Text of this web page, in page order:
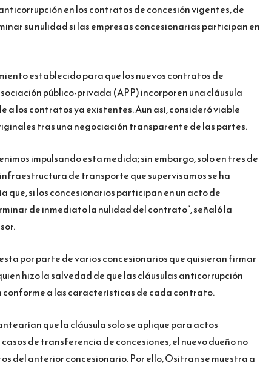
en los contratos de concesión vigentes, de
su nulidad si las empresas concesionarias participan en
establecido para que los nuevos contratos de
público-privada (APP) incorporen una cláusula
a los contratos ya existentes. Aun así, consideró viable
tras una negociación transparente de las partes.
impulsando esta medida; sin embargo, solo en tres de
de transporte que supervisamos se ha
si los concesionarios participan en un acto de
de inmediato la nulidad del contrato”, señaló la
por parte de varios concesionarios que quisieran firmar
hizo la salvedad de que las cláusulas anticorrupción
a las características de cada contrato.
que la cláusula solo se aplique para actos
de transferencia de concesiones, el nuevo dueño no
del anterior concesionario. Por ello, Ositran se muestra a